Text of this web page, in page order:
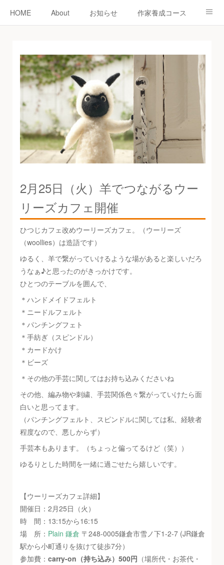
HOME About お知らせ 作家養成コース
認定作家紹介 コラム お問い合わせ
2月25日（火）羊でつながるウー
リーズカフェ開催
ひつじカフェ改めウーリーズカフェ。（ウーリーズ
（woollies）は造語です）
ゆるく、羊で繋がっていけるような場があると楽しいだろ
うなぁ♪と思ったのがきっかけです。
ひとつのテーブルを囲んで、
＊ハンドメイドフェルト
＊ニードルフェルト
＊パンチングフェト
＊手紡ぎ（スピンドル）
＊カードかけ
＊ビーズ
＊その他の手芸に関してはお持ち込みくださいね
その他、編み物や刺繍、手芸関係色々繋がっていけたら面
白いと思ってます。
（パンチングフェルト、スピンドルに関しては私、経験者
程度なので、悪しからず）
手芸本もあります。（ちょっと偏ってるけど（笑））
ゆるりとした時間を一緒に過ごせたら嬉しいです。
【ウーリーズカフェ詳細】
開催日：2月25日（火）
時 間：13:15から16:15
場 所： Plain 鎌倉 〒248-0005鎌倉市雪ノ下1-2-7 (JR鎌倉
駅から小町通りを抜けて徒歩7分）
参加費：carry-on（持ち込み）500円 （場所代・お茶代・